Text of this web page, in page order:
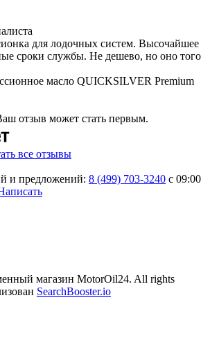
для лодочных систем. Высочайшее
сроки службы. Не дешево, но оно того
масло QUICKSILVER Premium
отзыв может стать первым.
все отзывы
и предложений: 8 (499) 703-3240 с 09:00
магазин MotorOil24. All rights
SearchBooster.io